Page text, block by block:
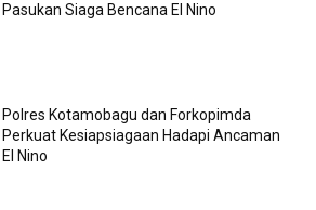
Pasukan Siaga Bencana El Nino
Polres Kotamobagu dan Forkopimda
Perkuat Kesiapsiagaan Hadapi Ancaman
El Nino